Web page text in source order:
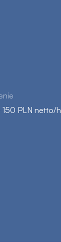
PLN netto/h